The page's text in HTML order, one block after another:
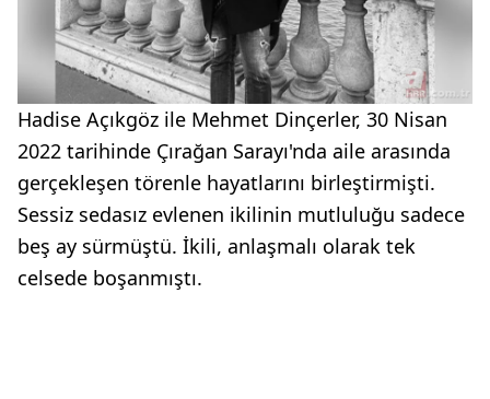
Hadise Açıkgöz ile Mehmet Dinçerler, 30 Nisan
2022 tarihinde Çırağan Sarayı'nda aile arasında
gerçekleşen törenle hayatlarını birleştirmişti.
Sessiz sedasız evlenen ikilinin mutluluğu sadece
beş ay sürmüştü. İkili, anlaşmalı olarak tek
celsede boşanmıştı.